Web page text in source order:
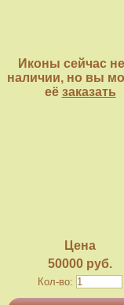
Иконы сейчас
наличии, но вы
её заказать
Цена
50000 руб.
Кол-во: